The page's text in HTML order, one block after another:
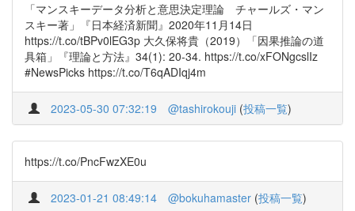
「マンスキーデータ分析と意思決定理論 チャールズ・マン
スキー著」『日本経済新聞』2020年11月14日
https://t.co/tBPv0lEG3p 大久保将貴（2019）「因果推論の道
具箱」『理論と方法』34(1): 20-34. https://t.co/xFONgcslIz
#NewsPicks https://t.co/T6qADIqj4m
2023-05-30 07:32:19 @tashirokouji (投稿一覧)
https://t.co/PncFwzXE0u
2023-01-21 08:49:14 @bokuhamaster (投稿一覧)